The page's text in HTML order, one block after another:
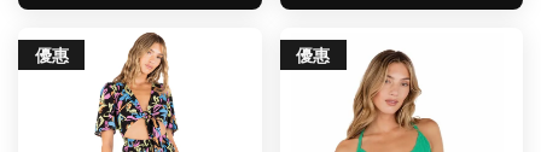
優惠 優惠